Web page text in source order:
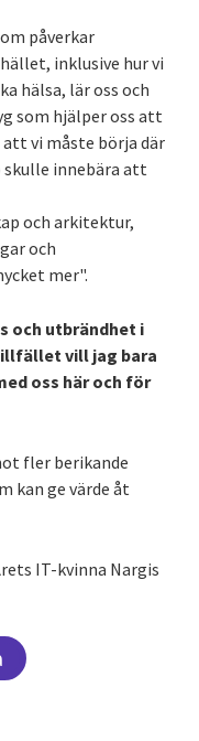
påverkar
inklusive hur vi
hälsa, lär oss och
som hjälper oss att
vi måste börja där
innebära att
och arkitektur,
och
mer".
och utbrändhet i
vill jag bara
oss här och för
fler berikande
kan ge värde åt
IT-kvinna Nargis